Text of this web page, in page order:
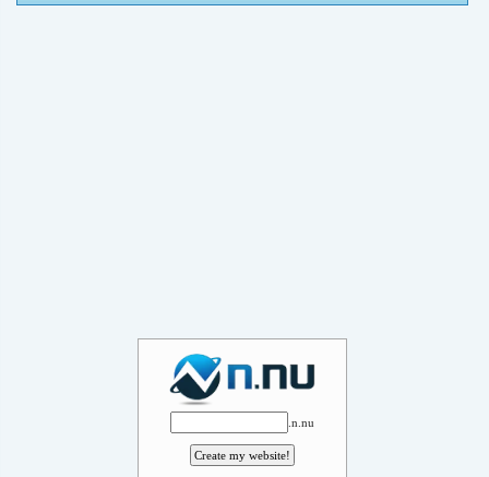
.n.nu